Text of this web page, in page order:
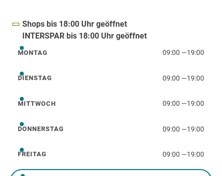
Shops bis 18:00 Uhr geöffnet
INTERSPAR bis 18:00 Uhr geöffnet
Montag
MONTAG 09:00 —19:00
Dienstag
DIENSTAG 09:00 —19:00
Mittwoch
MITTWOCH 09:00 —19:00
Donnerstag
DONNERSTAG 09:00 —19:00
Freitag
FREITAG 09:00 —19:00